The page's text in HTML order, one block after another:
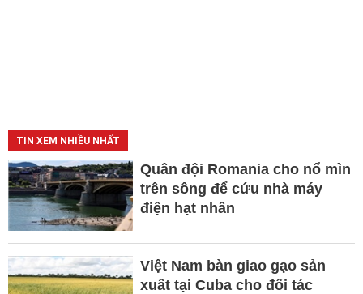
TIN XEM NHIỀU NHẤT
Quân đội Romania cho nổ mìn
trên sông để cứu nhà máy
điện hạt nhân
Việt Nam bàn giao gạo sản
xuất tại Cuba cho đối tác